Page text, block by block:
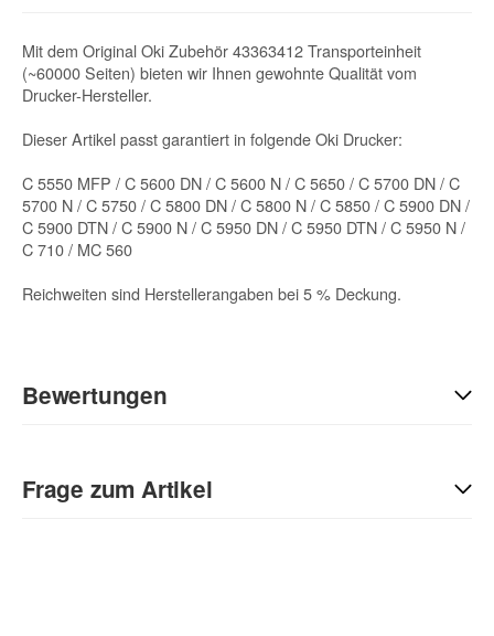
Mit dem Original Oki Zubehör 43363412 Transporteinheit
(~60000 Seiten) bieten wir Ihnen gewohnte Qualität vom
Drucker-Hersteller.
Dieser Artikel passt garantiert in folgende Oki Drucker:
C 5550 MFP / C 5600 DN / C 5600 N / C 5650 / C 5700 DN / C
5700 N / C 5750 / C 5800 DN / C 5800 N / C 5850 / C 5900 DN /
C 5900 DTN / C 5900 N / C 5950 DN / C 5950 DTN / C 5950 N /
C 710 / MC 560
Reichweiten sind Herstellerangaben bei 5 % Deckung.
Bewertungen
Sie Anderen bei der Kaufentscheidung:
Frage zum Artikel